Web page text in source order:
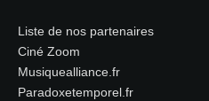
Liste de nos partenaires
Ciné Zoom
Musiquealliance.fr
Paradoxetemporel.fr